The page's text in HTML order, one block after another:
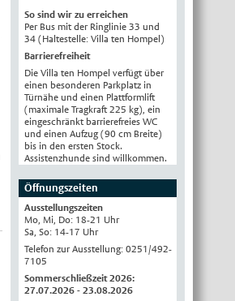
Français
Español
Polski
Русский
中文
Automatische Übersetzung, ohne
Gewähr auf Richtigkeit.
So sind wir zu erreichen
Per Bus mit der Ringlinie 33 und
34 (Haltestelle: Villa ten Hompel)
Barrierefreiheit
Die Villa ten Hompel verfügt über
einen besonderen Parkplatz in
Türnähe und einen Plattformlift
(maximale Tragkraft 225 kg), ein
eingeschränkt barrierefreies WC
und einen Aufzug (90 cm Breite)
bis in den ersten Stock.
Assistenzhunde sind willkommen.
Öffnungszeiten
Ausstellungszeiten
Mo, Mi, Do: 18-21 Uhr
Sa, So: 14-17 Uhr
Telefon zur Ausstellung: 0251/492-
7105
Sommerschließzeit 2026:
27.07.2026 - 23.08.2026